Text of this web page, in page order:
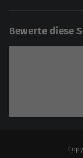
Bewerte diese